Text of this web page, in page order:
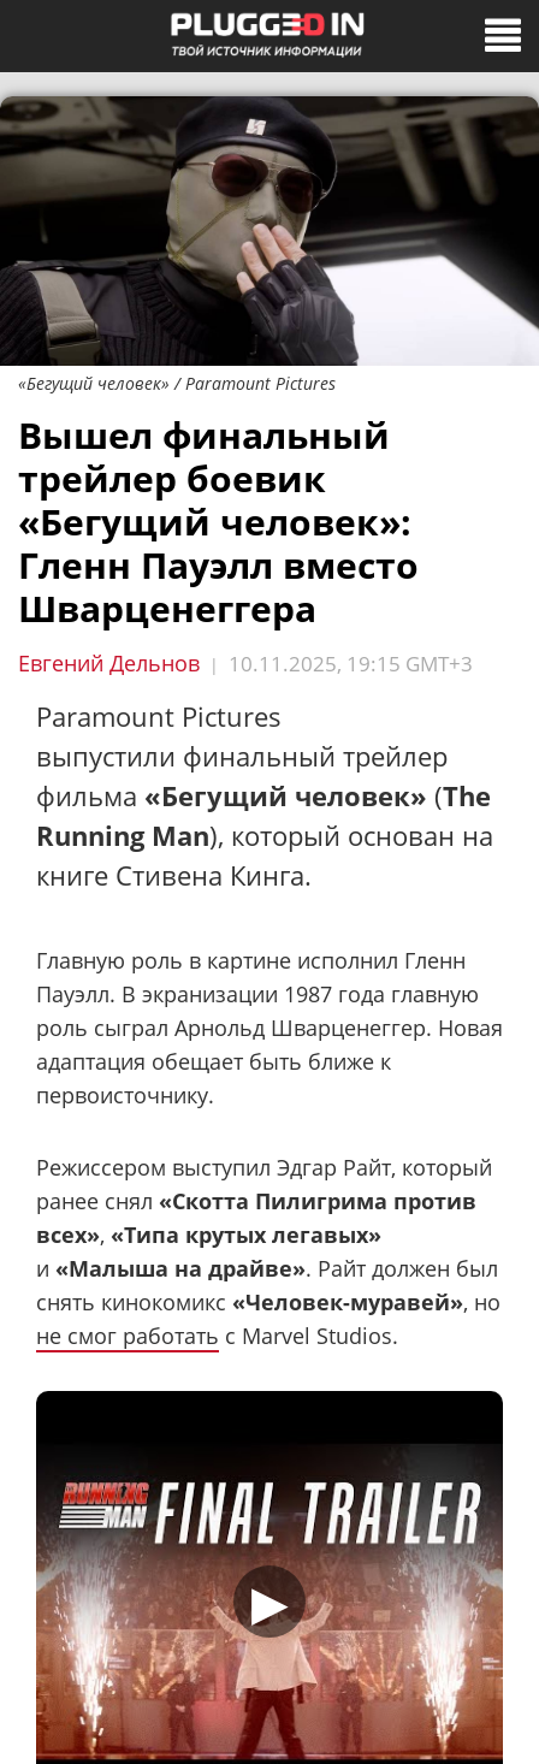
«Бегущий человек» / Paramount Pictures
Вышел финальный
трейлер боевик
«Бегущий человек»:
Гленн Пауэлл вместо
Шварценеггера
Евгений Дельнов | 10.11.2025, 19:15 GMT+3
Paramount Pictures
выпустили финальный трейлер
фильма «Бегущий человек» (The
Running Man), который основан на
книге Стивена Кинга.
Главную роль в картине исполнил Гленн
Пауэлл. В экранизации 1987 года главную
роль сыграл Арнольд Шварценеггер. Новая
адаптация обещает быть ближе к
первоисточнику.
Режиссером выступил Эдгар Райт, который
ранее снял «Скотта Пилигрима против
всех», «Типа крутых легавых»
и «Малыша на драйве». Райт должен был
снять кинокомикс «Человек-муравей», но
не смог работать с Marvel Studios.
▶